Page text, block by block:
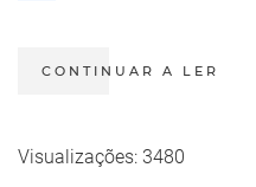
CONTINUAR A LER
Visualizações: 3480